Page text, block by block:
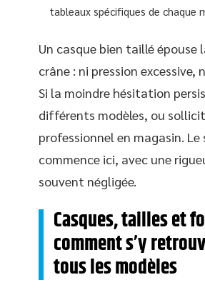
tableaux spécifiques de chaque
Un casque bien taillé épouse
crâne : ni pression excessive,
Si la moindre hésitation
différents modèles, ou
professionnel en magasin. Le
commence ici, avec une
souvent négligée.
Casques, tailles et
comment s’y
tous les modèles